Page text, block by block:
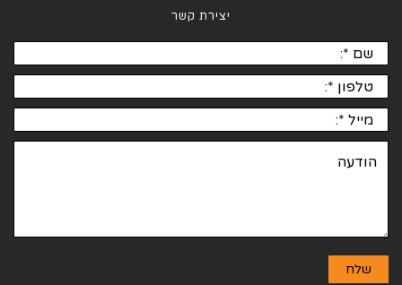
יצירת קשר